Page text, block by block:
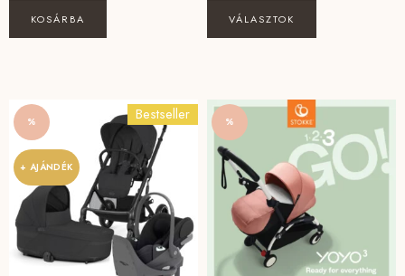
KOSÁRBA VÁLASZTOK
%
+ AJÁNDÉK
Bestseller %